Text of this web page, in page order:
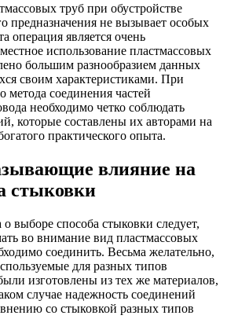
труб при обустройстве
предназначения не вызывает особых
операция является очень
использование пластмассовых
большим разнообразием данных
своим характеристиками. При
метода соединения частей
необходимо четко соблюдать
которые составлены их авторами на
практического опыта.
влияние на
стыковки
выборе способа стыковки следует,
во внимание вид пластмассовых
соединить. Весьма желательно,
для разных типов
изготовлены из тех же материалов,
случае надежность соединений
со стыковкой разных типов